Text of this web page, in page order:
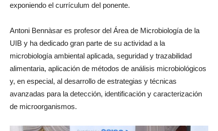
exponiendo el currículum del ponente.
Antoni Bennàsar es profesor del Área de Microbiología de la
UIB y ha dedicado gran parte de su actividad a la
microbiología ambiental aplicada, seguridad y trazabilidad
alimentaria, aplicación de métodos de análisis microbiológicos
y, en especial, al desarrollo de estrategias y técnicas
avanzadas para la detección, identificación y caracterización
de microorganismos.